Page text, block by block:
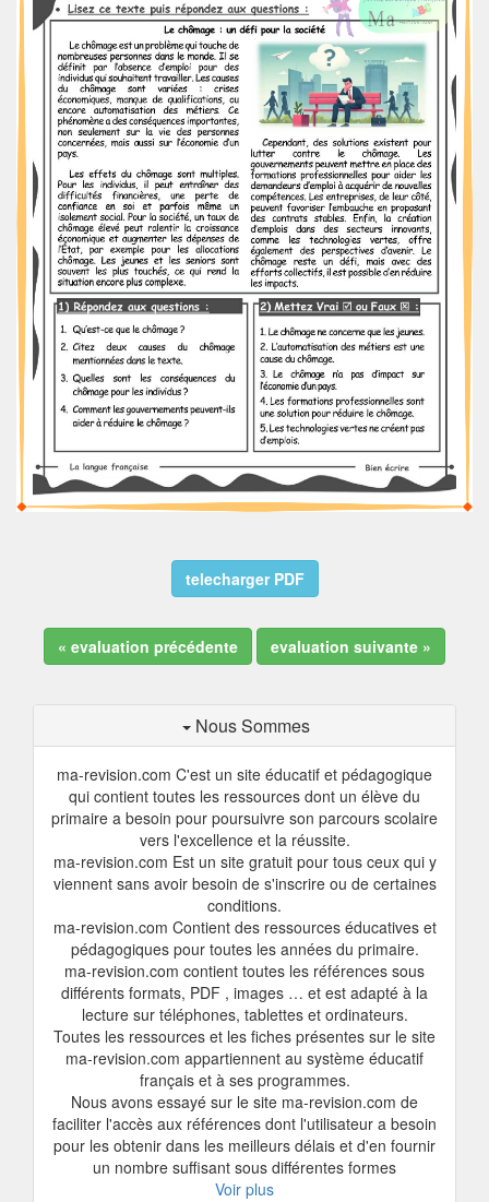
telecharger PDF
« evaluation précédente evaluation suivante »
Nous Sommes
ma-revision.com C'est un site éducatif et pédagogique
qui contient toutes les ressources dont un élève du
primaire a besoin pour poursuivre son parcours scolaire
vers l'excellence et la réussite.
ma-revision.com Est un site gratuit pour tous ceux qui y
viennent sans avoir besoin de s'inscrire ou de certaines
conditions.
ma-revision.com Contient des ressources éducatives et
pédagogiques pour toutes les années du primaire.
ma-revision.com contient toutes les références sous
différents formats, PDF , images … et est adapté à la
lecture sur téléphones, tablettes et ordinateurs.
Toutes les ressources et les fiches présentes sur le site
ma-revision.com appartiennent au système éducatif
français et à ses programmes.
Nous avons essayé sur le site ma-revision.com de
faciliter l'accès aux références dont l'utilisateur a besoin
pour les obtenir dans les meilleurs délais et d'en fournir
un nombre suffisant sous différentes formes
Voir plus